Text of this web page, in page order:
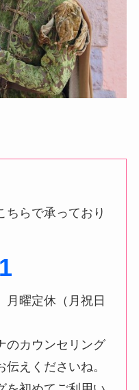
ちらで承っており
曜定休（月祝日
のカウンセリング
えくださいね。